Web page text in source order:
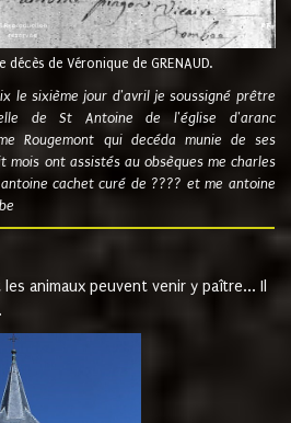
de Véronique de GRENAUD.
le sixième jour d'avril je soussigné prêtre
de St Antoine de l'église d'aranc
Rougemont qui decéda munie de ses
mois ont assistés au obsèques me charles
cachet curé de ???? et me antoine
animaux peuvent venir y paître... Il